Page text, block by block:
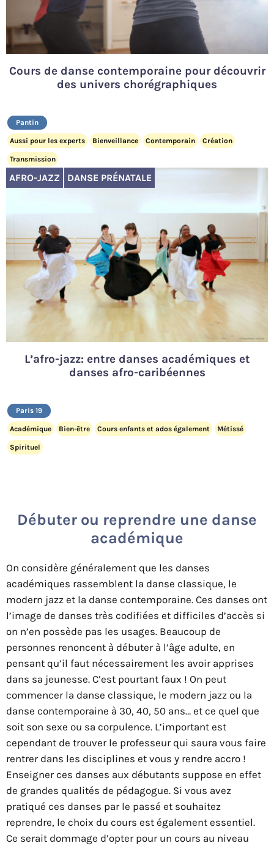
Cours de danse contemporaine pour découvrir
des univers chorégraphiques
Pantin
Aussi pour les experts Bienveillance Contemporain Création
Transmission
AFRO-JAZZ DANSE PRÉNATALE
L’afro-jazz: entre danses académiques et
danses afro-caribéennes
Paris 19
Académique Bien-être Cours enfants et ados également Métissé
Spirituel
Débuter ou reprendre une danse
académique
On considère généralement que les danses
académiques rassemblent la danse classique, le
modern jazz et la danse contemporaine. Ces danses ont
l’image de danses très codifiées et difficiles d’accès si
on n’en possède pas les usages. Beaucoup de
personnes renoncent à débuter à l’âge adulte, en
pensant qu’il faut nécessairement les avoir apprises
dans sa jeunesse. C’est pourtant faux ! On peut
commencer la danse classique, le modern jazz ou la
danse contemporaine à 30, 40, 50 ans… et ce quel que
soit son sexe ou sa corpulence. L’important est
cependant de trouver le professeur qui saura vous faire
rentrer dans les disciplines et vous y rendre accro !
Enseigner ces danses aux débutants suppose en effet
de grandes qualités de pédagogue. Si vous avez
pratiqué ces danses par le passé et souhaitez
reprendre, le choix du cours est également essentiel.
Ce serait dommage d’opter pour un cours au niveau